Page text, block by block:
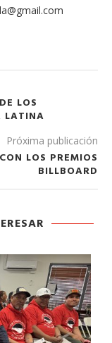
LOS
LATINA
Próxima publicación
LOS PREMIOS
BILLBOARD